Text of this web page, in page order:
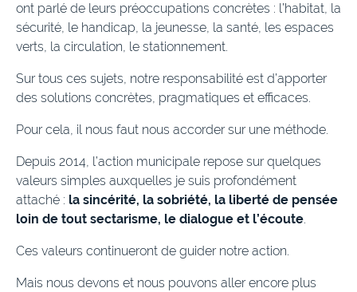
ont parlé de leurs préoccupations concrètes : l’habitat, la
sécurité, le handicap, la jeunesse, la santé, les espaces
verts, la circulation, le stationnement.
Sur tous ces sujets, notre responsabilité est d’apporter
des solutions concrètes, pragmatiques et efficaces.
Pour cela, il nous faut nous accorder sur une méthode.
Depuis 2014, l’action municipale repose sur quelques
valeurs simples auxquelles je suis profondément
attaché : la sincérité, la sobriété, la liberté de pensée
loin de tout sectarisme, le dialogue et l’écoute.
Ces valeurs continueront de guider notre action.
Mais nous devons et nous pouvons aller encore plus